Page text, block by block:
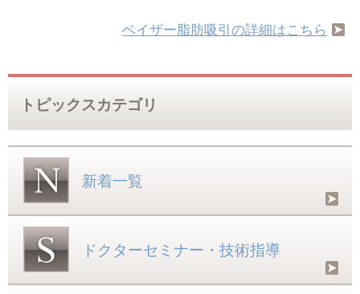
ベイザー脂肪吸引の詳細はこちら
トピックスカテゴリ
新着一覧
ドクターセミナー・技術指導